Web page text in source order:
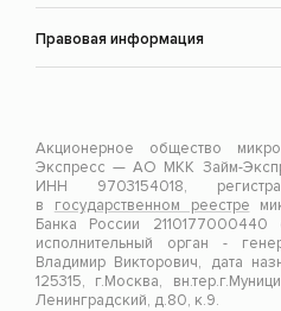
Правовая информация
Акционерное общество
Экспресс — АО МКК Займ-
ИНН 9703154018,
в государственном реестре
Банка России 2110177000440
исполнительный орган -
Владимир Викторович, дата
125315, г.Москва,
Ленинградский, д.80, к.9.